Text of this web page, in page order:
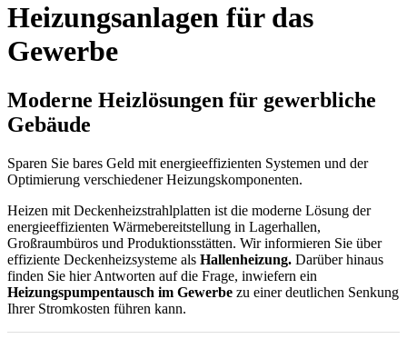
Heizungsanlagen für das
Gewerbe
Moderne Heizlösungen für gewerbliche
Gebäude
Sparen Sie bares Geld mit energieeffizienten Systemen und der
Optimierung verschiedener Heizungs­komponenten.
Heizen mit Deckenheizstrahlplatten ist die moderne Lösung der
energieeffizienten Wärmebereitstellung in Lagerhallen,
Großraumbüros und Produktionsstätten. Wir informieren Sie über
effiziente Deckenheizsysteme als Hallenheizung. Darüber hinaus
finden Sie hier Antworten auf die Frage, inwiefern ein
Heizungspumpentausch im Gewerbe zu einer deutlichen Senkung
Ihrer Stromkosten führen kann.